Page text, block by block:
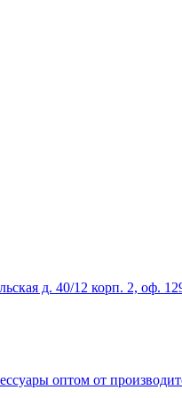
д. 40/12 корп. 2, оф.